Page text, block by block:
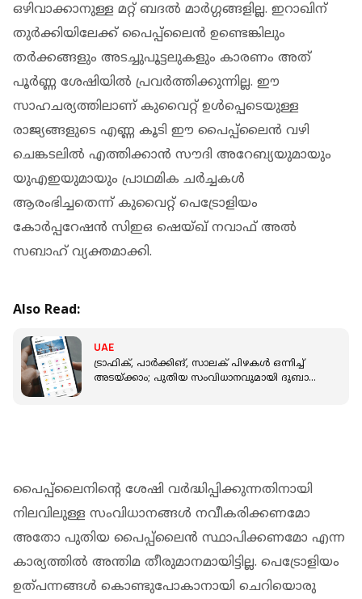
ഒഴിവാക്കാനുള്ള മറ്റ് ബദൽ മാർഗ്ഗങ്ങളില്ല. ഇറാഖിന്
തുർക്കിയിലേക്ക് പൈപ്പ്‌ലൈൻ ഉണ്ടെങ്കിലും
തർക്കങ്ങളും അടച്ചുപൂട്ടലുകളും കാരണം അത്
പൂർണ്ണ ശേഷിയിൽ പ്രവർത്തിക്കുന്നില്ല. ഈ
സാഹചര്യത്തിലാണ് കുവൈറ്റ് ഉൾപ്പെടെയുള്ള
രാജ്യങ്ങളുടെ എണ്ണ കൂടി ഈ പൈപ്പ്‌ലൈൻ വഴി
ചെങ്കടലിൽ എത്തിക്കാൻ സൗദി അറേബ്യയുമായും
യുഎഇയുമായും പ്രാഥമിക ചർച്ചകൾ
ആരംഭിച്ചതെന്ന് കുവൈറ്റ് പെട്രോളിയം
കോർപ്പറേഷൻ സിഇഒ ഷെയ്ഖ് നവാഫ് അൽ
സബാഹ് വ്യക്തമാക്കി.
Also Read:
UAE
ട്രാഫിക്, പാർക്കിങ്, സാലക് പിഴകൾ ഒന്നിച്ച്
അടയ്ക്കാം; പുതിയ സംവിധാനവുമായി ദുബായ്
പൈപ്പ്‌ലൈനിന്റെ ശേഷി വർദ്ധിപ്പിക്കുന്നതിനായി
നിലവിലുള്ള സംവിധാനങ്ങൾ നവീകരിക്കണമോ
അതോ പുതിയ പൈപ്പ്‌ലൈൻ സ്ഥാപിക്കണമോ എന്ന
കാര്യത്തിൽ അന്തിമ തീരുമാനമായിട്ടില്ല. പെട്രോളിയം
ഉത്പന്നങ്ങൾ കൊണ്ടുപോകാനായി ചെറിയൊരു